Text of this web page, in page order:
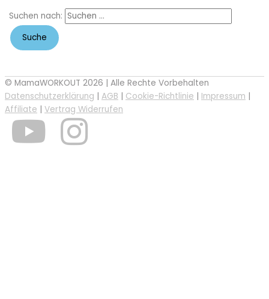
Suchen nach:
© MamaWORKOUT 2026 | Alle Rechte Vorbehalten
Datenschutzerklärung | AGB | Cookie-Richtlinie | Impressum |
Affiliate | Vertrag Widerrufen